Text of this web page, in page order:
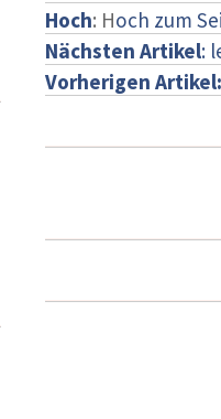
Hoch: Hoch zum
Nächsten Artikel:
Vorherigen